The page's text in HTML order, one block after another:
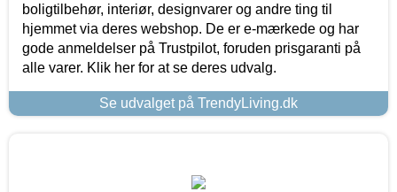
boligtilbehør, interiør, designvarer og andre ting til
hjemmet via deres webshop. De er e-mærkede og har
gode anmeldelser på Trustpilot, foruden prisgaranti på
alle varer. Klik her for at se deres udvalg.
Se udvalget på TrendyLiving.dk